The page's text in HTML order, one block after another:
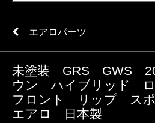
エアロパーツ
未塗装 GRS GWS
ウン ハイブリッド
フロント リップ ス
エアロ 日本製